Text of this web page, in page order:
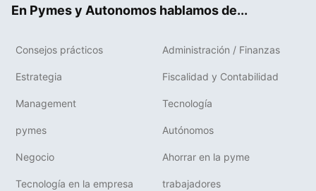
En Pymes y Autonomos hablamos de...
Consejos prácticos Administración / Finanzas
Estrategia Fiscalidad y Contabilidad
Management Tecnología
pymes Autónomos
Negocio Ahorrar en la pyme
Tecnología en la empresa trabajadores